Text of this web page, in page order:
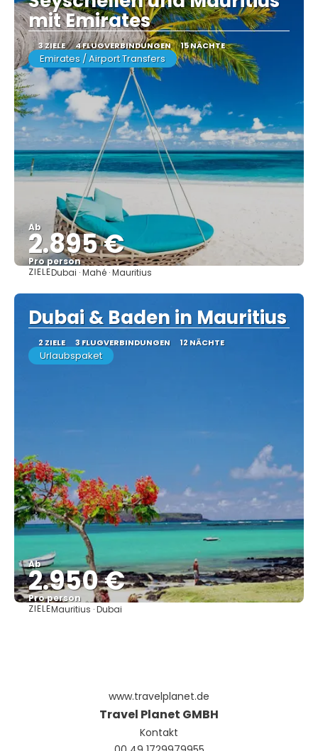
mit Emirates
3 ZIELE 4 FLUGVERBINDUNGEN 15 NÄCHTE
Emirates / Airport Transfers
Ab
2.895 €
Pro person
Sehen
ZIELEDubai · Mahé · Mauritius
Dubai & Baden in Mauritius
2 ZIELE 3 FLUGVERBINDUNGEN 12 NÄCHTE
Urlaubspaket
Ab
2.950 €
Pro person
ZIELEMauritius · Dubai
www.travelplanet.de
Travel Planet GMBH
Kontakt